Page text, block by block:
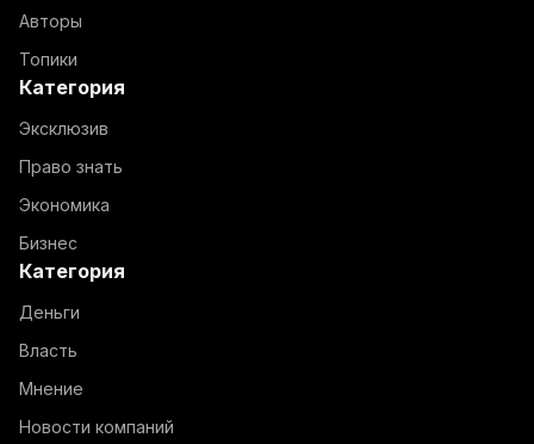
Авторы
Топики
Категория
Эксклюзив
Право знать
Экономика
Бизнес
Категория
Деньги
Власть
Мнение
Новости компаний